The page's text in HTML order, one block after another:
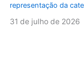
representação da
31 de julho de 2026